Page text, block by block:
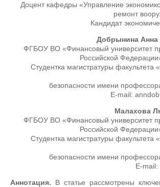
Доцент кафедры «Управление
ремонт
Кандидат
Добрынина Анна
ФГБОУ ВО «Финансовый университет
Российской
Студентка магистратуры факультета
безопасности имени
E-mail:
Малахова
ФГБОУ ВО «Финансовый университет
Российской
Студентка магистратуры факультета
безопасности имени
E-mail:
Аннотация. В статье рассмотрены